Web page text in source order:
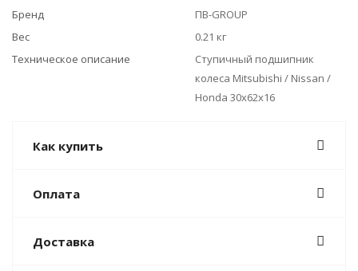
Бренд
ПВ-GROUP
Вес
0.21 кг
Техническое описание
Ступичный подшипник
колеса Mitsubishi / Nissan /
Honda 30x62x16
Как купить
Оплата
Доставка